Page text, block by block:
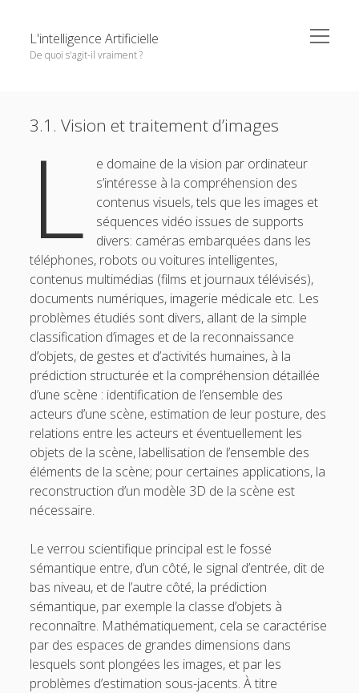
L'intelligence Artificielle
De quoi s'agit-il vraiment ?
o
p
1. L’IA : ambitions et histoire
p
e
n
m
e
n
u
3. L’IA à l’oeuvre o
p
e
m
3.1. Vision et traitement d’images
3.2. Traitement du langage naturel
3.3. Recherche d’information
3.4. Diagnostic, recommandation, décision
3.5. Résolution de problèmes combinatoires
3.6. Planification
3.7. Sécurité
3.9. IA et créativité
4. Interfaces entre IA et d’autres disciplines
o
p
e
n
u
5. Questions autour de l’IA
o
e
n
Pour conclure
Glossaire
Quelques références
Contributeurs
t
w
e
m
d
Except where otherwise noted,L'intelligence Artificielle -
is licensed under a
Creative Commons Attribution-NonCommercial-
NoDerivatives 4.0 International
License.
3.1. Vision et traitement d’images
L
e domaine de la vision par ordinateur
s’intéresse à la compréhension des
contenus visuels, tels que les images et
séquences vidéo issues de supports
divers: caméras embarquées dans les
téléphones, robots ou voitures intelligentes,
contenus multimédias (films et journaux télévisés),
documents numériques, imagerie médicale etc. Les
problèmes étudiés sont divers, allant de la simple
classification d’images et de la reconnaissance
d’objets, de gestes et d’activités humaines, à la
prédiction structurée et la compréhension détaillée
d’une scène : identification de l’ensemble des
acteurs d’une scène, estimation de leur posture, des
relations entre les acteurs et éventuellement les
objets de la scène, labellisation de l’ensemble des
éléments de la scène; pour certaines applications, la
reconstruction d’un modèle 3D de la scène est
nécessaire.
Le verrou scientifique principal est le fossé
sémantique entre, d’un côté, le signal d’entrée, dit de
bas niveau, et de l’autre côté, la prédiction
sémantique, par exemple la classe d’objets à
reconnaître. Mathématiquement, cela se caractérise
par des espaces de grandes dimensions dans
lesquels sont plongées les images, et par les
problèmes d’estimation sous-jacents. À titre